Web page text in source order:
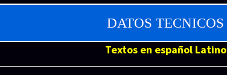
Jeremy Lasky, Ian Megibben
Animation Studios, Walt Disney Pictures.
DATOS TECNICOS
Textos en español Latino